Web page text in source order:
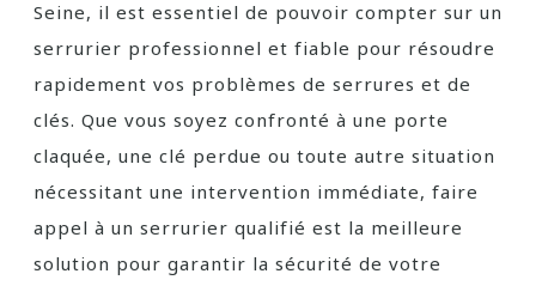
Seine, il est essentiel de pouvoir compter sur un
serrurier professionnel et fiable pour résoudre
rapidement vos problèmes de serrures et de
clés. Que vous soyez confronté à une porte
claquée, une clé perdue ou toute autre situation
nécessitant une intervention immédiate, faire
appel à un serrurier qualifié est la meilleure
solution pour garantir la sécurité de votre